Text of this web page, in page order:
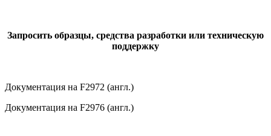
Запросить образцы, средства разработки или техническую
поддержку
Документация на F2972 (англ.)
Документация на F2976 (англ.)